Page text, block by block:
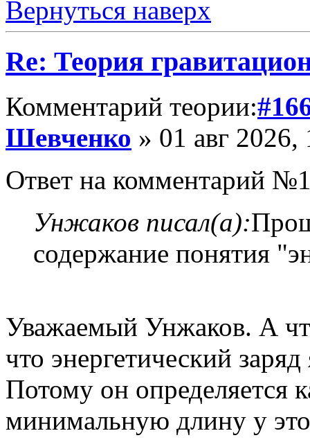
Вернуться наверх
Re: Теория
Комментарий теории:
Шевченко » 01 авг 2026,
Ответ на комментарий
Унжаков писал(а):
содержание понятия
Уважаемый Унжаков. А
что энергетический
Потому он определяется
минимальную длину у